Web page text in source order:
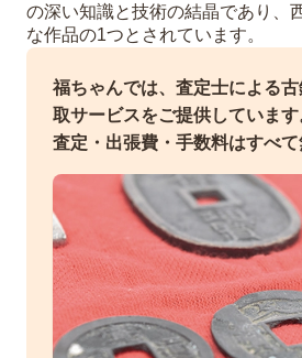
の深い知識と技術の結晶であり、
な作品の1つとされています。
福ちゃんでは、査定士による
取サービスをご提供しています
査定・出張費・手数料はすべて